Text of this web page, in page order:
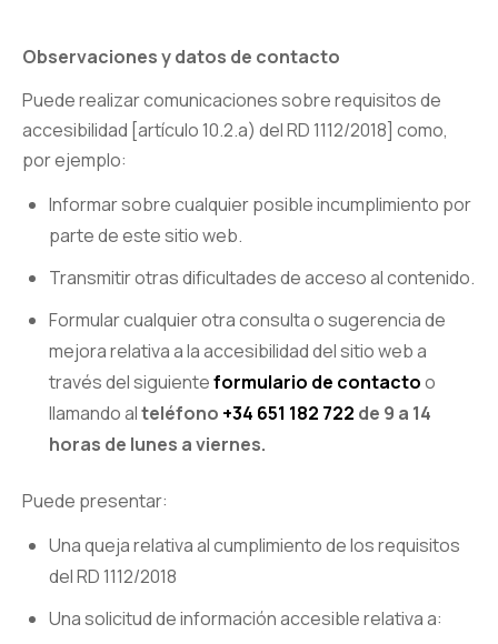
Observaciones y datos de contacto
Puede realizar comunicaciones sobre requisitos de
accesibilidad [artículo 10.2.a) del RD 1112/2018] como,
por ejemplo:
Informar sobre cualquier posible incumplimiento por
parte de este sitio web.
Transmitir otras dificultades de acceso al contenido.
Formular cualquier otra consulta o sugerencia de
mejora relativa a la accesibilidad del sitio web a
través del siguienteformulario de contactoo
llamando alteléfono +34 651 182 722 de 9 a 14
horas de lunes a viernes.
Puede presentar:
Una queja relativa al cumplimiento de los requisitos
del RD 1112/2018
Una solicitud de información accesible relativa a: